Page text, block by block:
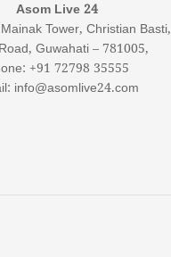
Asom Live 24
Tower, Christian Basti,
Guwahati – 781005,
+91 72798 35555
info@asomlive24.com